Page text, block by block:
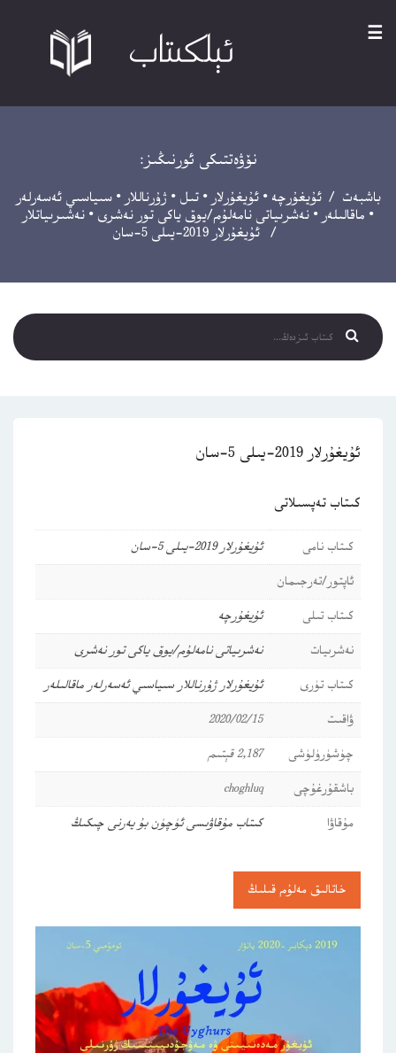
☰
نۆۋەتتىكى ئورنىڭىز:
باشبەت /ئۇيغۇرچە •ئۇيغۇرلار •تىل • ژۇرناللار •سىياسىي ئەسەرلەر
• ماقالىلەر • نەشرىياتى نامەلۇم/يوق ياكى تور نەشرى • نەشىرىياتلار
/ ئۇيغۇرلار 2019-يىلى 5-سان
ئۇيغۇرلار 2019-يىلى 5-سان
كىتاب تەپسىلاتى
كىتاب نامى
ئۇيغۇرلار 2019-يىلى 5-سان
ئاپتور/تەرجىمان
كىتاب تىلى
ئۇيغۇرچە
نەشرىيات
نەشرىياتى نامەلۇم/يوق ياكى تور نەشرى
كىتاب تۈرى
ئۇيغۇرلار ژۇرناللار سىياسىي ئەسەرلەر ماقالىلەر
ۋاقىت
2020/02/15
چۈشۈرۈلۈشى
2,187 قېتىم
باشقۇرغۇچى
choghluq
مۇقاۋا
كىتاب مۇقاۋىسى ئۈچۈن بۇ يەرنى چىكىڭ
خاتالىق مەلۇم قىلىڭ